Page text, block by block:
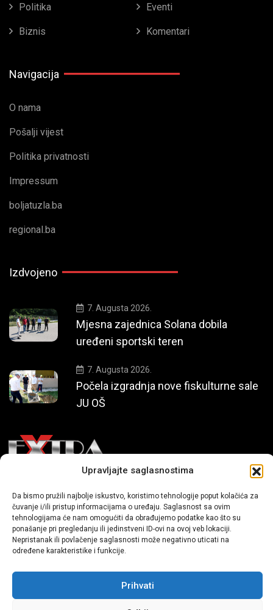
Upravljajte saglasnostima
Da bismo pružili najbolje iskustvo, koristimo tehnologije poput kolačića za
čuvanje i/ili pristup informacijama o uređaju. Saglasnost sa ovim
tehnologijama će nam omogućiti da obrađujemo podatke kao što su
ponašanje pri pregledanju ili jedinstveni ID-ovi na ovoj veb lokaciji.
Nepristanak ili povlačenje saglasnosti može negativno uticati na
određene karakteristike i funkcije.
Prihvati
Politika Eventi
Biznis Komentari
Navigacija
O nama
Pošalji vijest
Politika privatnosti
Impressum
boljatuzla.ba
regional.ba
Izdvojeno
7. Augusta 2026.
Mjesna zajednica Solana dobila
uređeni sportski teren
7. Augusta 2026.
Počela izgradnja nove fiskulturne sale
JU OŠ
priče iz života, svijeta showbiza, lifestyle-a i popularne kulture.